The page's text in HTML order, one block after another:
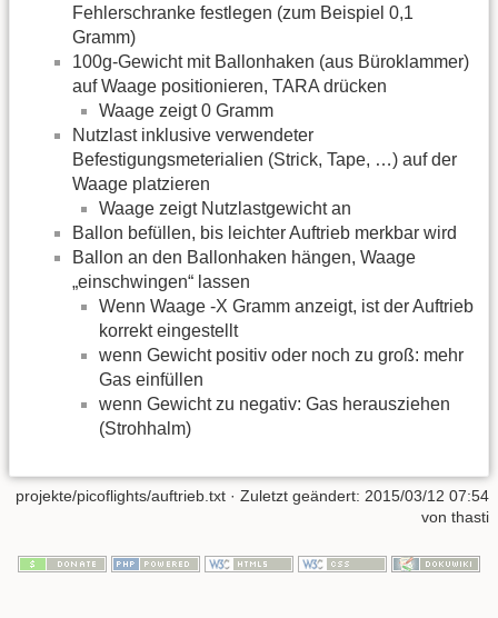
Fehlerschranke festlegen (zum Beispiel 0,1
Gramm)
100g-Gewicht mit Ballonhaken (aus Büroklammer)
auf Waage positionieren, TARA drücken
Waage zeigt 0 Gramm
Nutzlast inklusive verwendeter
Befestigungsmeterialien (Strick, Tape, …) auf der
Waage platzieren
Waage zeigt Nutzlastgewicht an
Ballon befüllen, bis leichter Auftrieb merkbar wird
Ballon an den Ballonhaken hängen, Waage
„einschwingen“ lassen
Wenn Waage -X Gramm anzeigt, ist der Auftrieb
korrekt eingestellt
wenn Gewicht positiv oder noch zu groß: mehr
Gas einfüllen
wenn Gewicht zu negativ: Gas herausziehen
(Strohhalm)
projekte/picoflights/auftrieb.txt · Zuletzt geändert: 2015/03/12 07:54
von thasti